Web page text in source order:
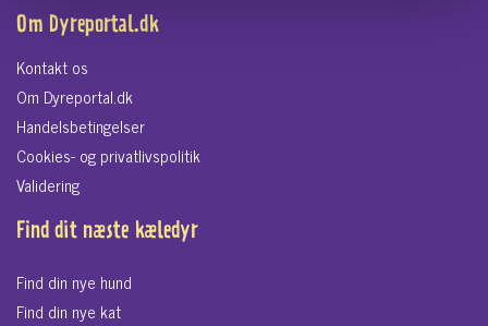
Om Dyreportal.dk
Kontakt os
Om Dyreportal.dk
Handelsbetingelser
Cookies- og privatlivspolitik
Validering
Find dit næste kæledyr
Find din nye hund
Find din nye kat